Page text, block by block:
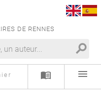
DE RENNES
search
menu_book menu